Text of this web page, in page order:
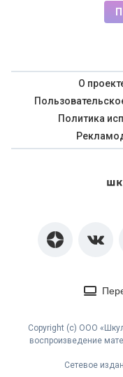
О
Политика
Copyright (с) ООО
воспроизведение
Сетевое